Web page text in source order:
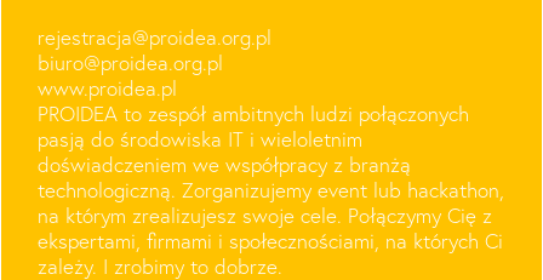
rejestracja@proidea.org.pl
biuro@proidea.org.pl
www.proidea.pl
PROIDEA to zespół ambitnych ludzi połączonych
pasją do środowiska IT i wieloletnim
doświadczeniem we współpracy z branżą
technologiczną. Zorganizujemy event lub hackathon,
na którym zrealizujesz swoje cele. Połączymy Cię z
ekspertami, firmami i społecznościami, na których Ci
zależy. I zrobimy to dobrze.